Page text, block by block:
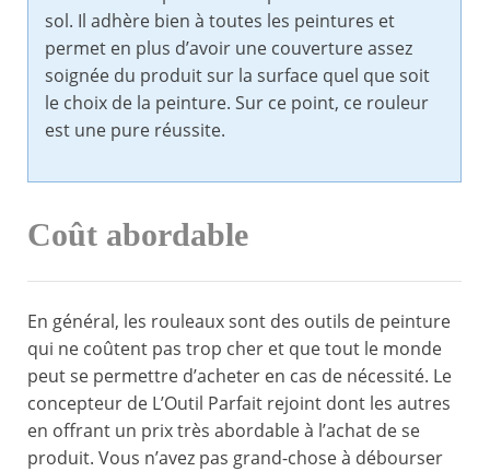
sol. Il adhère bien à toutes les peintures et
permet en plus d’avoir une couverture assez
soignée du produit sur la surface quel que soit
le choix de la peinture. Sur ce point, ce rouleur
est une pure réussite.
Coût abordable
En général, les rouleaux sont des outils de peinture
qui ne coûtent pas trop cher et que tout le monde
peut se permettre d’acheter en cas de nécessité. Le
concepteur de L’Outil Parfait rejoint dont les autres
en offrant un prix très abordable à l’achat de se
produit. Vous n’avez pas grand-chose à débourser